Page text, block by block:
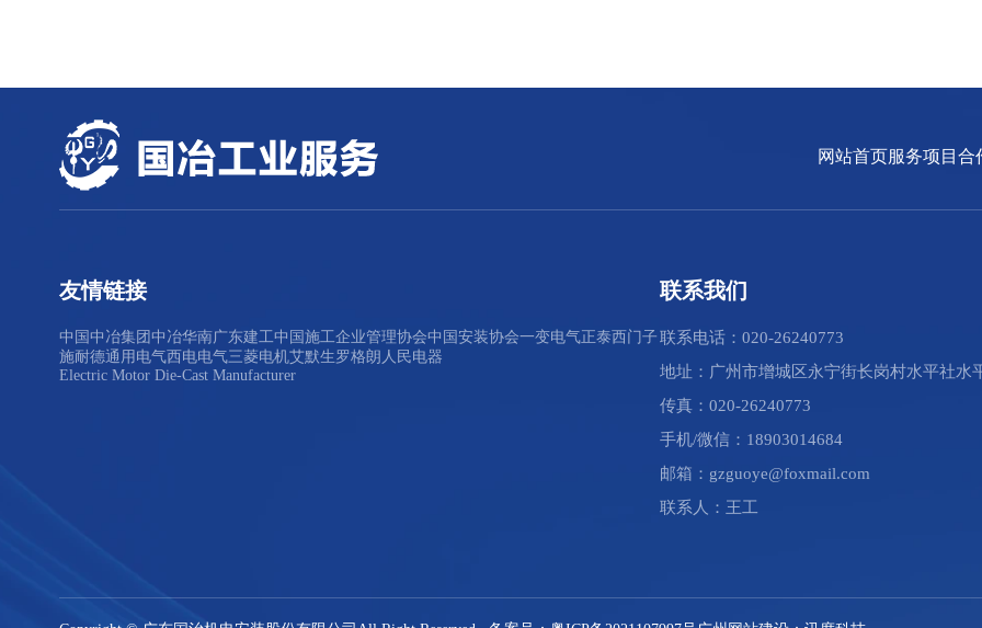
网站首页服务项目合
友情链接
中国中冶集团 中冶华南广东建工中国施工企业管理协会中国安装协会一变电气正泰西门子
施耐德通用电气西电电气三菱电机艾默生罗格朗 人民电器
Electric Motor Die-Cast Manufacturer
联系我们
联系电话：020-26240773
地址：广州市增城区永宁街长岗村水平社水
传真：020-26240773
手机/微信：18903014684
邮箱：gzguoye@foxmail.com
联系人：王工